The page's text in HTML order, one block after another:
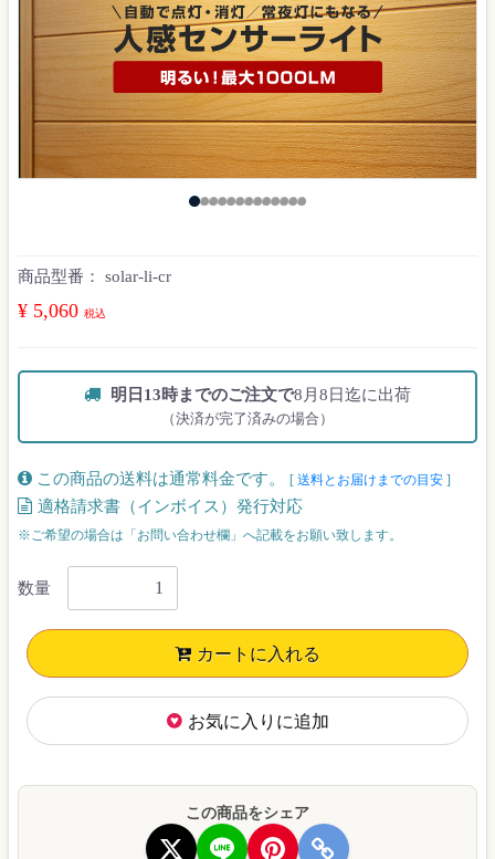
商品型番： solar-li-cr
¥ 5,060 税込
明日13時までのご注文で8月8日迄に出荷
（決済が完了済みの場合）
この商品の送料は通常料金です。 [ 送料とお届けまでの目安 ]
適格請求書（インボイス）発行対応
※ご希望の場合は「お問い合わせ欄」へ記載をお願い致します。
数量
カートに入れる
お気に入りに追加
この商品をシェア